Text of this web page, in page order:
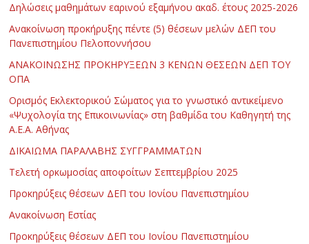
Δηλώσεις μαθημάτων εαρινού εξαμήνου ακαδ. έτους 2025-2026
Ανακοίνωση προκήρυξης πέντε (5) θέσεων μελών ΔΕΠ του
Πανεπιστημίου Πελοποννήσου
ΑΝΑΚΟΙΝΩΣΗΣ ΠΡΟΚΗΡΥΞΕΩΝ 3 ΚΕΝΩΝ ΘΕΣΕΩΝ ΔΕΠ ΤΟΥ
ΟΠΑ
Ορισμός Εκλεκτορικού Σώματος για το γνωστικό αντικείμενο
«Ψυχολογία της Επικοινωνίας» στη βαθμίδα του Καθηγητή της
Α.Ε.Α. Αθήνας
ΔΙΚΑΙΩΜΑ ΠΑΡΑΛΑΒΗΣ ΣΥΓΓΡΑΜΜΑΤΩΝ
Τελετή ορκωμοσίας αποφοίτων Σεπτεμβρίου 2025
Προκηρύξεις θέσεων ΔΕΠ του Ιονίου Πανεπιστημίου
Ανακοίνωση Εστίας
Προκηρύξεις θέσεων ΔΕΠ του Ιονίου Πανεπιστημίου